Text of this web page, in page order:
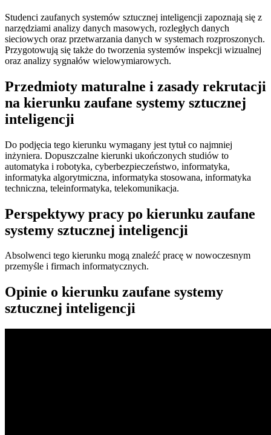
Studenci zaufanych systemów sztucznej inteligencji zapoznają się z
narzędziami analizy danych masowych, rozległych danych
sieciowych oraz przetwarzania danych w systemach rozproszonych.
Przygotowują się także do tworzenia systemów inspekcji wizualnej
oraz analizy sygnałów wielowymiarowych.
Przedmioty maturalne i zasady rekrutacji
na kierunku zaufane systemy sztucznej
inteligencji
Do podjęcia tego kierunku wymagany jest tytuł co najmniej
inżyniera. Dopuszczalne kierunki ukończonych studiów to
automatyka i robotyka, cyberbezpieczeństwo, informatyka,
informatyka algorytmiczna, informatyka stosowana, informatyka
techniczna, teleinformatyka, telekomunikacja.
Perspektywy pracy po kierunku zaufane
systemy sztucznej inteligencji
Absolwenci tego kierunku mogą znaleźć pracę w nowoczesnym
przemyśle i firmach informatycznych.
Opinie o kierunku zaufane systemy
sztucznej inteligencji